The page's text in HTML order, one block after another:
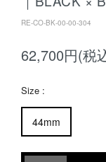
RE-CO-BK-00-00-304
62,700円(税
Size :
44mm